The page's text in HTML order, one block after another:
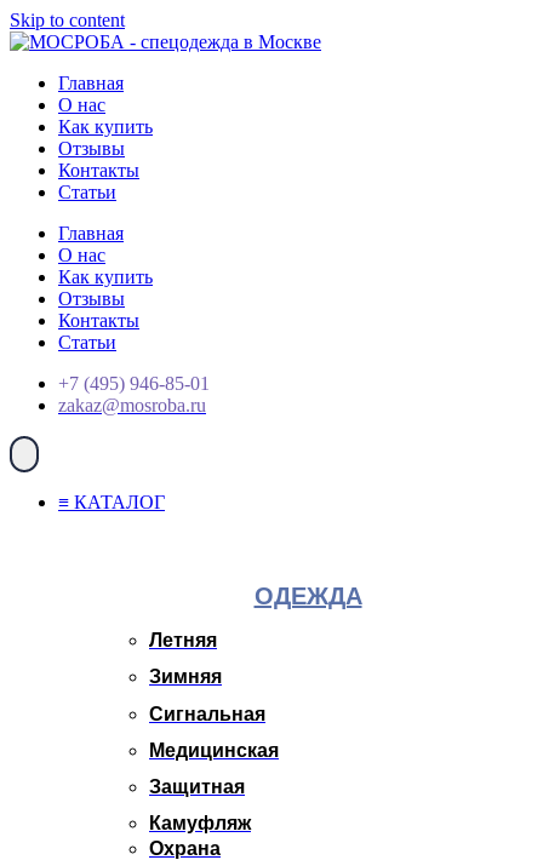
Skip to content
Главная
О нас
Как купить
Отзывы
Контакты
Статьи
Главная
О нас
Как купить
Отзывы
Контакты
Статьи
+7 (495) 946-85-01
zakaz@mosroba.ru
≡ КАТАЛОГ
ОДЕЖДА
Летняя
Зимняя
Сигнальная
Медицинская
Защитная
Камуфляж
Охрана